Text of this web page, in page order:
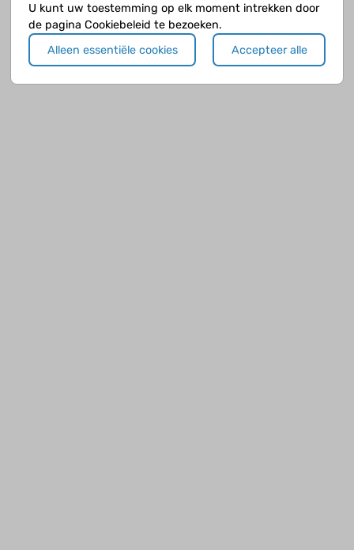
U kunt uw toestemming op elk moment intrekken door
de pagina Cookiebeleid te bezoeken.
Alleen essentiële cookies
Accepteer alle